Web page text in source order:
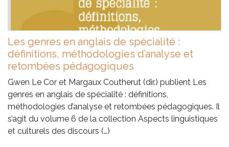
Les genres en anglais de spécialité :
définitions, méthodologies d’analyse et
retombées pédagogiques
Gwen Le Cor et Margaux Coutherut (dir.) publient Les
genres en anglais de spécialité : définitions,
méthodologies d’analyse et retombées pédagogiques. Il
s’agit du volume 6 de la collection Aspects linguistiques
et culturels des discours (…)